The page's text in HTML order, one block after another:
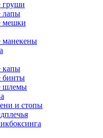
груши
лапы
мешки
манекены
капы
бинты
шлемы
и стопы